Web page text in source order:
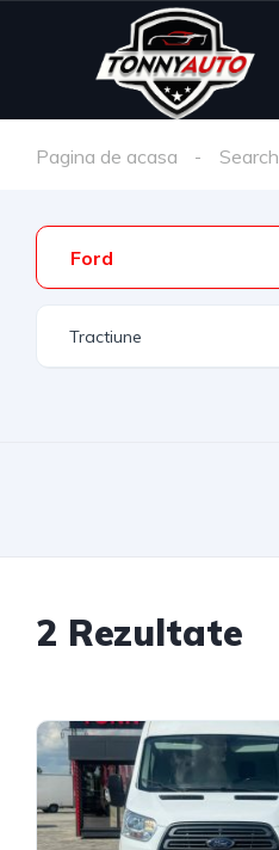
Pagina de acasa Search
Ford
2 Rezultate